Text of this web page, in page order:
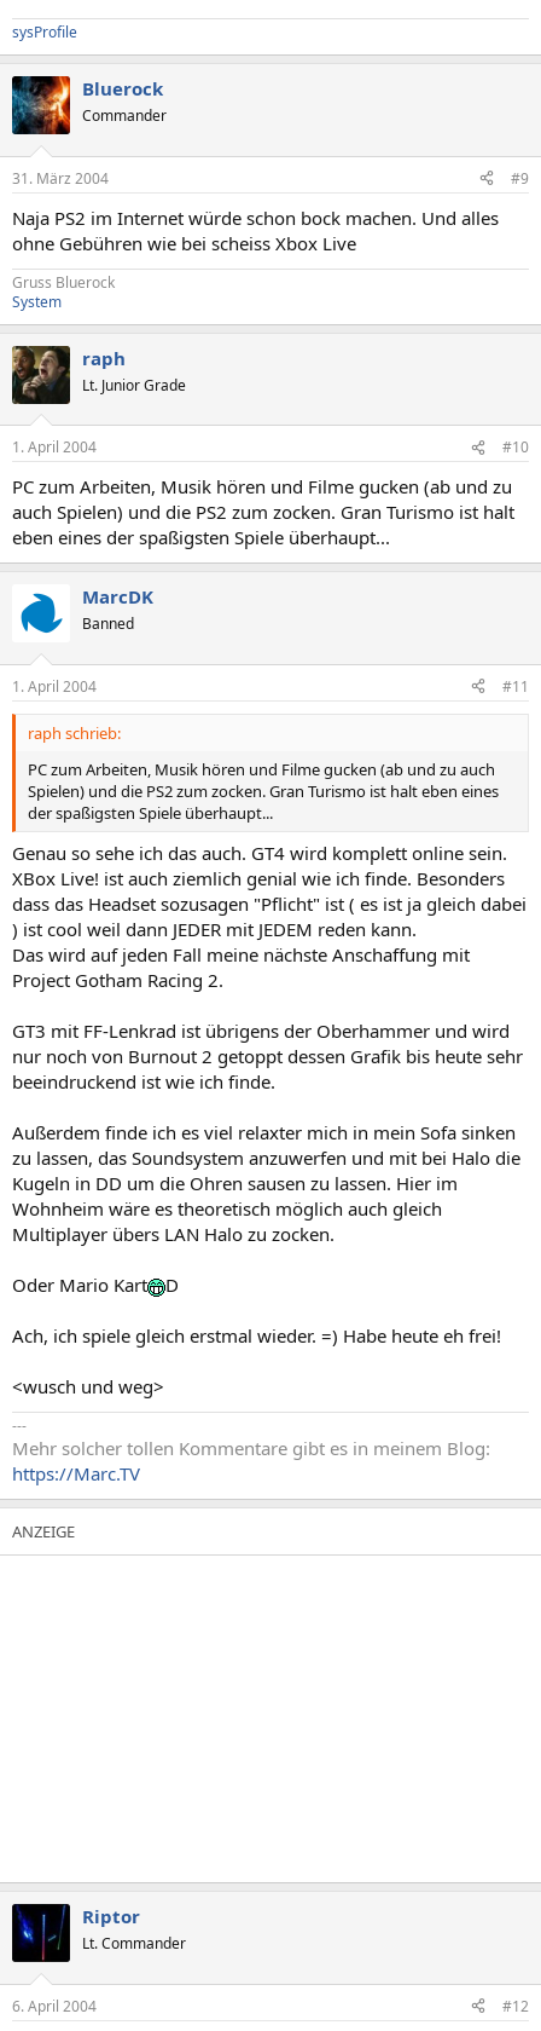
sysProfile
Bluerock
Commander
31. März 2004 #9
Naja PS2 im Internet würde schon bock machen. Und alles
ohne Gebühren wie bei scheiss Xbox Live
Gruss Bluerock
System
raph
Lt. Junior Grade
1. April 2004 #10
PC zum Arbeiten, Musik hören und Filme gucken (ab und zu
auch Spielen) und die PS2 zum zocken. Gran Turismo ist halt
eben eines der spaßigsten Spiele überhaupt...
MarcDK
Banned
1. April 2004 #11
raph schrieb:
PC zum Arbeiten, Musik hören und Filme gucken (ab und zu auch
Spielen) und die PS2 zum zocken. Gran Turismo ist halt eben eines
der spaßigsten Spiele überhaupt...
Genau so sehe ich das auch. GT4 wird komplett online sein.
XBox Live! ist auch ziemlich genial wie ich finde. Besonders
dass das Headset sozusagen "Pflicht" ist ( es ist ja gleich dabei
) ist cool weil dann JEDER mit JEDEM reden kann.
Das wird auf jeden Fall meine nächste Anschaffung mit
Project Gotham Racing 2.
GT3 mit FF-Lenkrad ist übrigens der Oberhammer und wird
nur noch von Burnout 2 getoppt dessen Grafik bis heute sehr
beeindruckend ist wie ich finde.
Außerdem finde ich es viel relaxter mich in mein Sofa sinken
zu lassen, das Soundsystem anzuwerfen und mit bei Halo die
Kugeln in DD um die Ohren sausen zu lassen. Hier im
Wohnheim wäre es theoretisch möglich auch gleich
Multiplayer übers LAN Halo zu zocken.
Oder Mario Kart D
Ach, ich spiele gleich erstmal wieder. =) Habe heute eh frei!
<wusch und weg>
---
Mehr solcher tollen Kommentare gibt es in meinem Blog:
https://Marc.TV
Riptor
Lt. Commander
6. April 2004 #12